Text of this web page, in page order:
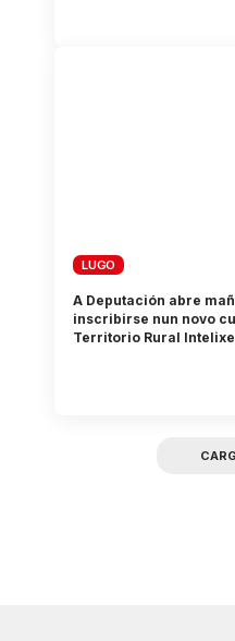
LUGO
A Deputación abre
inscribirse nun novo
Territorio Rural